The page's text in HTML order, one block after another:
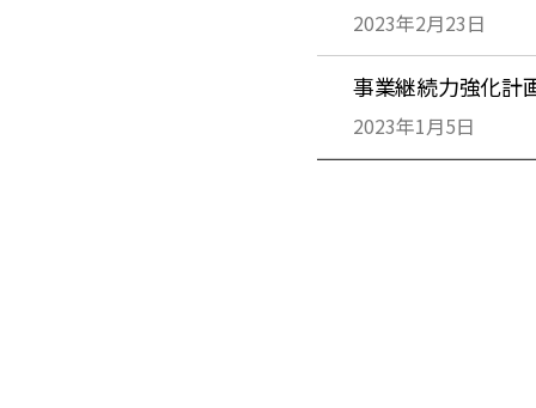
2023年2月23日
事業継続力強化計
2023年1月5日